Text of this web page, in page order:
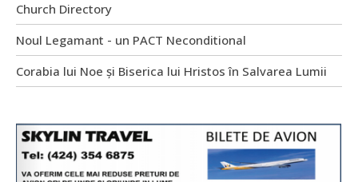
Church Directory
Noul Legamant - un PACT Neconditional
Corabia lui Noe și Biserica lui Hristos în Salvarea Lumii